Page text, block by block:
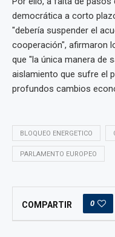
democrática a corto
"debería suspender el
cooperación", afirmaron
que "la única manera de
aislamiento que sufre el
profundos cambios
BLOQUEO ENERGETICO
PARLAMENTO EUROPEO
COMPARTIR 0